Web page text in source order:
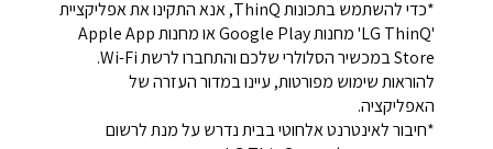
*כדי להשתמש בתכונות ThinQ, אנא התקינו את אפליקציית
'LG ThinQ' מחנות Google Play או מחנות Apple App
Store במכשיר הסלולרי שלכם והתחברו לרשת Wi-Fi.
להוראות שימוש מפורטות, עיינו במדור העזרה של
האפליקציה.
*חיבור לאינטרנט אלחוטי בבית נדרש על מנת לרשום